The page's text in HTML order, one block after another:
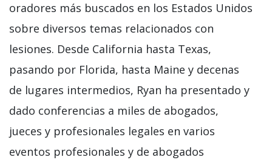
oradores más buscados en los Estados Unidos
sobre diversos temas relacionados con
lesiones. Desde California hasta Texas,
pasando por Florida, hasta Maine y decenas
de lugares intermedios, Ryan ha presentado y
dado conferencias a miles de abogados,
jueces y profesionales legales en varios
eventos profesionales y de abogados